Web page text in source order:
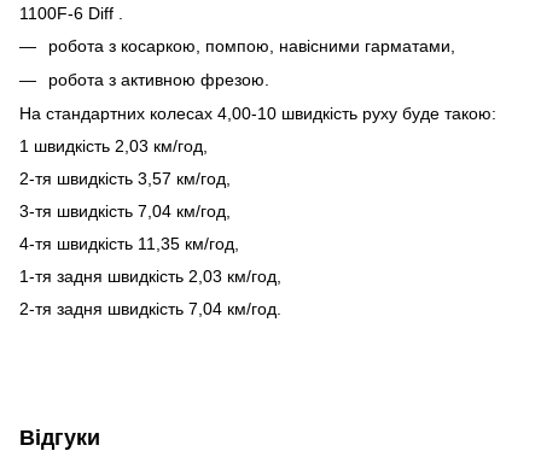
1100F-6 Diff .
робота з косаркою, помпою, навісними гарматами,
робота з активною фрезою.
На стандартних колесах 4,00-10 швидкість руху буде такою:
1 швидкість 2,03 км/год,
2-тя швидкість 3,57 км/год,
3-тя швидкість 7,04 км/год,
4-тя швидкість 11,35 км/год,
1-тя задня швидкість 2,03 км/год,
2-тя задня швидкість 7,04 км/год.
Відгуки